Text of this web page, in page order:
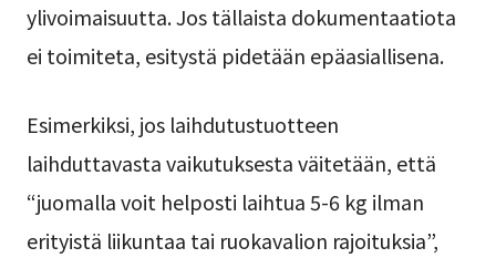
ylivoimaisuutta. Jos tällaista dokumentaatiota
ei toimiteta, esitystä pidetään epäasiallisena.
Esimerkiksi, jos laihdutustuotteen
laihduttavasta vaikutuksesta väitetään, että
“juomalla voit helposti laihtua 5-6 kg ilman
erityistä liikuntaa tai ruokavalion rajoituksia”,